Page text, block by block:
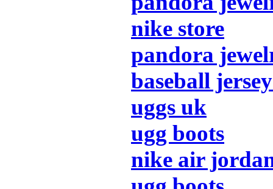
nike store
pandora
baseball
uggs uk
ugg boots
nike air